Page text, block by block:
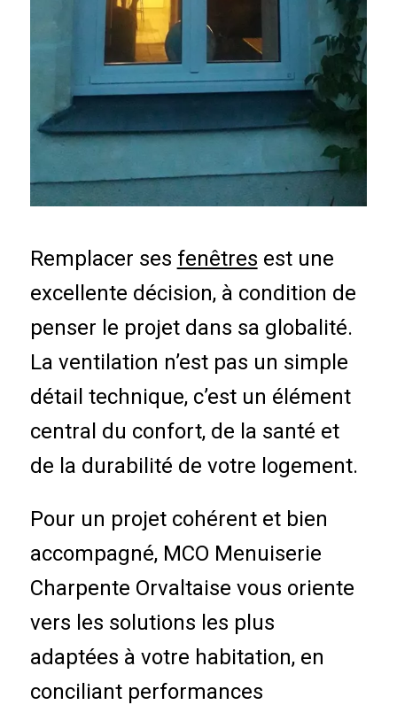
Remplacer ses fenêtres est une
excellente décision, à condition de
penser le projet dans sa globalité.
La ventilation n’est pas un simple
détail technique, c’est un élément
central du confort, de la santé et
de la durabilité de votre logement.
Pour un projet cohérent et bien
accompagné, MCO Menuiserie
Charpente Orvaltaise vous oriente
vers les solutions les plus
adaptées à votre habitation, en
conciliant performances